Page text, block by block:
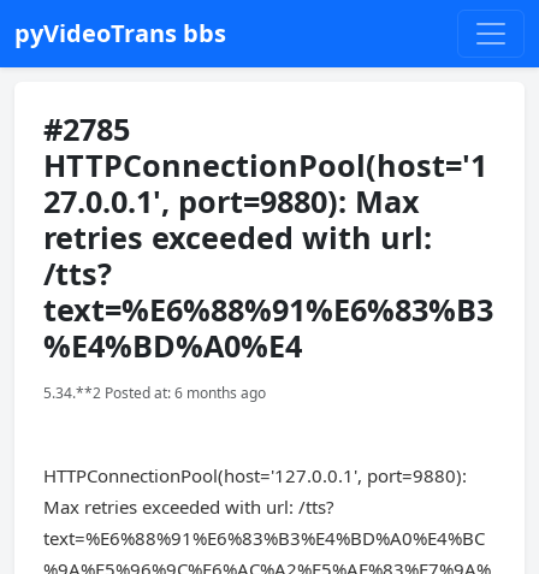
pyVideoTrans bbs
#2785
HTTPConnectionPool(host='1
27.0.0.1', port=9880): Max
retries exceeded with url:
/tts?
text=%E6%88%91%E6%83%B3
%E4%BD%A0%E4
5.34.**2 Posted at: 6 months ago
HTTPConnectionPool(host='127.0.0.1', port=9880):
Max retries exceeded with url: /tts?
text=%E6%88%91%E6%83%B3%E4%BD%A0%E4%BC
%9A%E5%96%9C%E6%AC%A2%E5%AE%83%E7%9A%